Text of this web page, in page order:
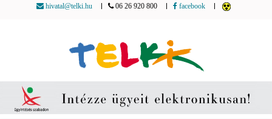
hivatal@telki.hu 06 26 920 800 facebook